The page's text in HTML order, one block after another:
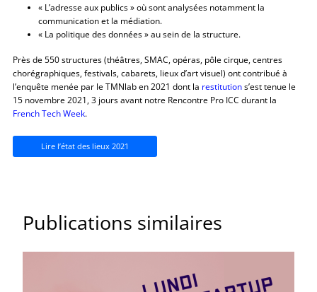
« L’adresse aux publics » où sont analysées notamment la
communication et la médiation.
« La politique des données » au sein de la structure.
Près de 550 structures (théâtres, SMAC, opéras, pôle cirque, centres
chorégraphiques, festivals, cabarets, lieux d’art visuel) ont contribué à
l’enquête menée par le TMNlab en 2021 dont la restitutions’est tenue le
15 novembre 2021, 3 jours avant notre Rencontre Pro ICC durant la
French Tech Week.
Lire l’état des lieux 2021
Publications similaires